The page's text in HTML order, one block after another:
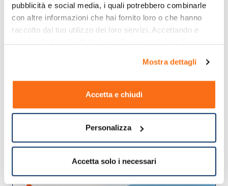
pubblicità e social media, i quali potrebbero combinarle
con altre informazioni che hai fornito loro o che hanno
raccolto dal tuo utilizzo dei loro servizi. Accettando e
Mostra dettagli
Accetta e chiudi
Personalizza
Accetta solo i necessari